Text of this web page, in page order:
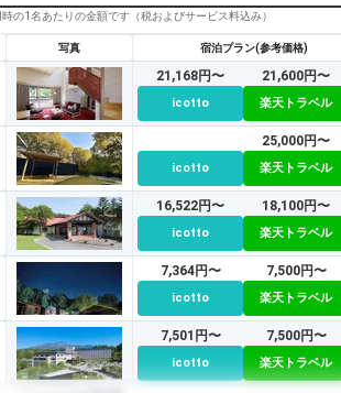
の1名あたりの金額です（税およびサービス料込み）
写真 宿泊プラン(参考価格)
21,168円〜
icotto
21,600円〜
楽天トラベル
icotto
25,000円〜
楽天トラベル
16,522円〜
icotto
18,100円〜
楽天トラベル
7,364円〜
icotto
7,500円〜
楽天トラベル
7,501円〜
icotto
7,500円〜
楽天トラベル